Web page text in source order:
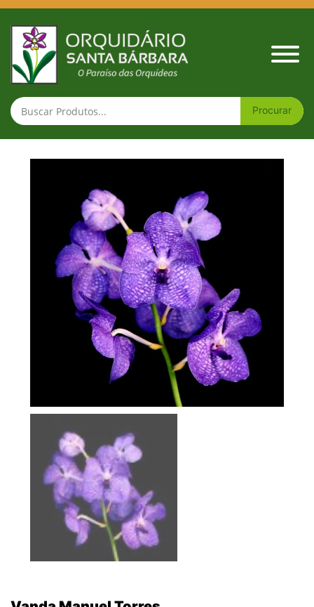
Vanda Manuel Torres